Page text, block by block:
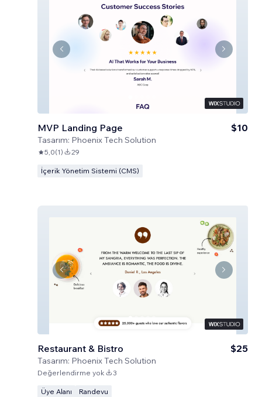
MVP Landing Page
Tasarım: Phoenix Tech Solution
$10
5,0(1) 29
İçerik Yönetim Sistemi (CMS)
Restaurant & Bistro
Tasarım: Phoenix Tech Solution
$25
Değerlendirme yok 3
Üye Alanı Randevu